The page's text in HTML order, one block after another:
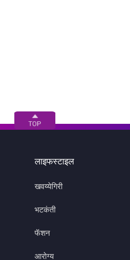
लाइफस्टाइल
खवय्येगिरी
भटकंती
फॅशन
आरोग्य